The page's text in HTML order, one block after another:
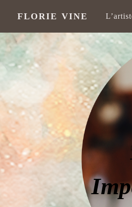
FLORIE VINE